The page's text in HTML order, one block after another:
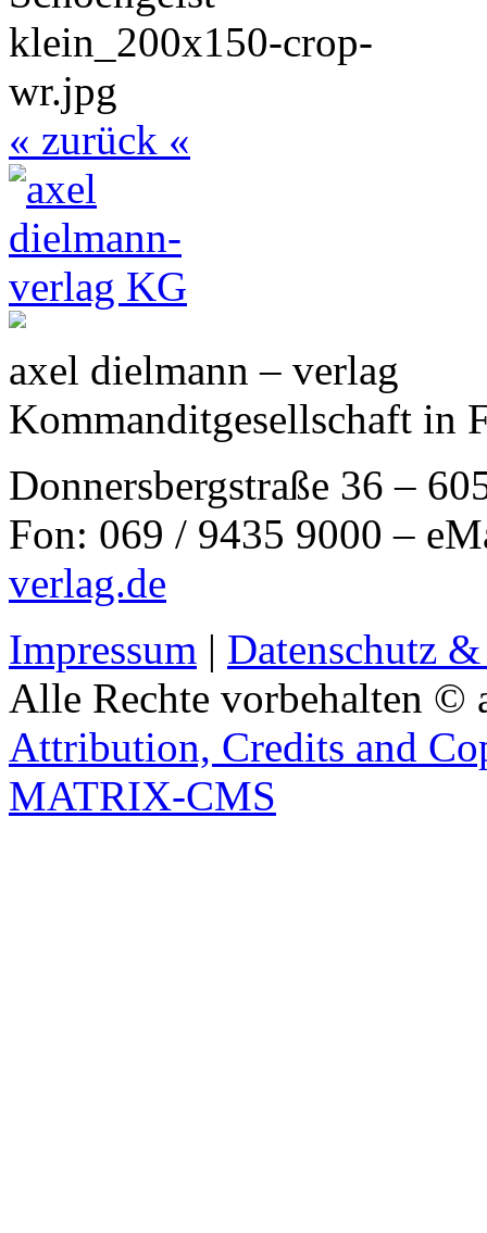
« zurück «
axel dielmann – verlag
Kommanditgesellschaft in
Donnersbergstraße 36 –
Fon: 069 / 9435 9000 –
verlag.de
Impressum | Datenschutz
Alle Rechte vorbehalten ©
Attribution, Credits and
MATRIX-CMS